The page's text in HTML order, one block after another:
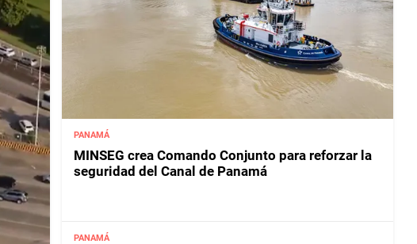
PANAMÁ
MINSEG crea Comando Conjunto para reforzar la
seguridad del Canal de Panamá
PANAMÁ